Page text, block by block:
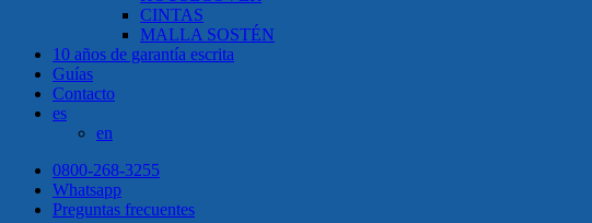
CINTAS
MALLA SOSTÉN
10 años de garantía escrita
Guías
Contacto
es
en
0800-268-3255
Whatsapp
Preguntas frecuentes